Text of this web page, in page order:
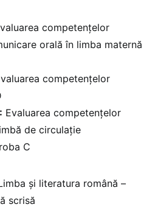
competențelor
orală în limba maternă
competențelor
Evaluarea competențelor
de circulație
C
și literatura română –
scrisă